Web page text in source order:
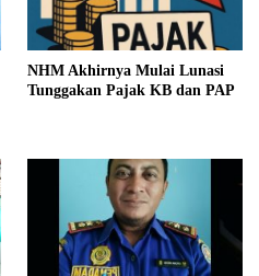
NHM Akhirnya Mulai Lunasi
Tunggakan Pajak KB dan PAP